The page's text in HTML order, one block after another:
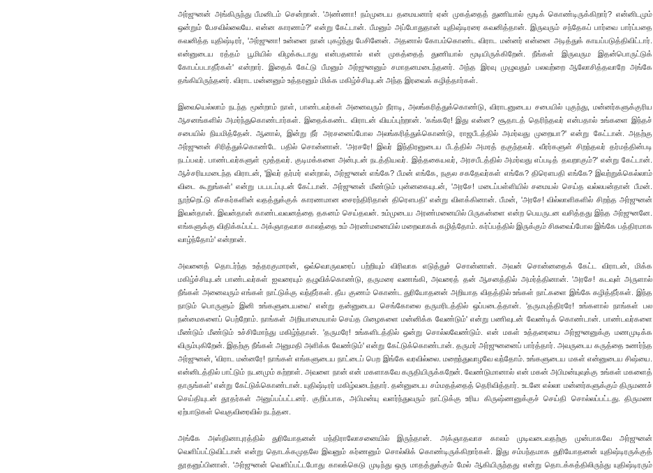
அர்ஜுனன் அங்கிருந்து பீமனிடம் சென்றான். 'அண்ணா! நம்முடைய தமையனார் ஏன் முகத்தைத் துணியால் மூடிக் கொண்டிருக்கிறார்? என்னிடமும்
ஒன்றும் பேசவில்லையே. என்ன காரணம்?' என்று கேட்டான். பீமனும் அப்போதுதான் யுதிஷ்டிரரை கவனித்தான். இருவரும் சந்தேகப் பார்வை பார்ப்பதை
கவனித்த யுதிஷ்டிரர், 'அர்ஜுனா! உன்னை நான் புகழ்ந்து பேசினேன். அதனால் கோபம்கொண்ட விராட மன்னர் என்னை அடித்துக் காயப்படுத்திவிட்டார்.
என்னுடைய ரத்தம் பூமியில் விழக்கூடாது என்பதனால் என் முகத்தைத் துணியால் மூடியிருக்கிறேன். நீங்கள் இருவரும இதன்பொருட்டுக்
கோபப்படாதீர்கள்' என்றார். இதைக் கேட்டு பீமனும் அர்ஜுனனும் சமாதனமடைந்தனர். அந்த இரவு முழுவதும் பலவற்றை ஆலோசித்தவாறே அங்கே
தங்கியிருந்தனர். விராட மன்னனும் உத்தரனும் மிக்க மகிழ்ச்சியுடன் அந்த இரவைக் கழித்தார்கள்.
இவையெல்லாம் நடந்த மூன்றாம் நாள், பாண்டவர்கள் அனைவரும் நீராடி, அலங்கரித்துக்கொண்டு, விராடனுடைய சபையில் புகுந்து, மன்னர்களுக்குரிய
ஆசனங்களில் அமர்ந்துகொண்டார்கள். இதைக்கண்ட விராடன் வியப்புற்றான். 'கங்கரே! இது என்ன? சூதாடத் தெரிந்தவர் என்பதால் உங்களை இந்தச்
சபையில் நியமித்தேன். ஆனால், இன்று நீர் அரசனைப்போல அலங்கரித்துக்கொண்டு, ராஜபீடத்தில் அமர்வது முறையா?' என்று கேட்டான். அதற்கு
அர்ஜுனன் சிரித்துக்கொண்டே பதில் சொன்னான். 'அரசரே! இவர் இந்திரனுடைய பீடத்தில் அமரத் தகுந்தவர். வீரர்களுள் சிறந்தவர் தர்மத்தின்படி
நடப்பவர். பாண்டவர்களுள் மூத்தவர். குடிமக்களை அன்புடன் நடத்தியவர். இத்தகையவர், அரசபீடத்தில் அமர்வது எப்படித் தவறாகும்?' என்று கேட்டான்.
ஆச்சரியமடைந்த விராடன், 'இவர் தர்மர் என்றால், அர்ஜுனன் எங்கே? பீமன் எங்கே, நகுல சகதேவர்கள் எங்கே? திரௌபதி எங்கே? இவற்றுக்கெல்லாம்
விடை கூறுங்கள்' என்று படபடப்புடன் கேட்டான். அர்ஜுனன் மீண்டும் புன்னகையுடன், 'அரசே! மடைப்பள்ளியில் சமையல் செய்த வல்லபன்தான் பீமன்.
நூற்றெட்டு கீசகர்களின் வதத்துக்குக் காரணமான சைரந்திரிதான் திரௌபதி' என்று விளக்கினான். பீமன், 'அரசே! வில்லாளிகளில் சிறந்த அர்ஜுனன்
இவன்தான். இவன்தான் காண்டவவனத்தை தகனம் செய்தவன். உம்முடைய அரண்மனையில் பிருகன்ளை என்ற பெயருடன வசித்தது இந்த அர்ஜுனனே.
எங்களுக்கு விதிக்கப்பட்ட அக்ஞாதவாச காலத்தை உம் அரண்மனையில் மறைவாகக் கழித்தோம். கர்ப்பத்தில் இருக்கும் சிசுவைப்போல இங்கே பத்திரமாக
வாழ்ந்தோம்' என்றான்.
அவனைத் தொடர்ந்த உத்தரகுமாரன், ஒவ்வொருவரைப் பற்றியும் விரிவாக எடுத்துச் சொன்னான். அவன் சொன்னதைக் கேட்ட விராடன், மிக்க
மகிழ்ச்சியுடன் பாண்டவர்கள் ஐவரையும் தழுவிக்கொண்டு, தருமரை வணங்கி, அவரைத் தன் ஆசனத்தில் அமர்த்தினான். 'அரசே! கடவுள் அருளால்
நீங்கள் அனைவரும் எங்கள் நாட்டுக்கு வந்தீர்கள். தீய குணம் கொண்ட துரியோதனன் அறியாத விதத்தில் உங்கள் நாட்களை இங்கே கழித்தீர்கள். இந்த
நாடும் பொருளும் இனி உங்களுடையவை' என்று தன்னுடைய செங்கோலை தருமரிடத்தில் ஒப்படைத்தான். 'தருமபுத்திரரே! உங்களால் நாங்கள் பல
நன்மைகளைப் பெற்றோம். நாங்கள் அறியாமையால் செய்த பிழைகளை மன்னிக்க வேண்டும்' என்று பணிவுடன் வேண்டிக் கொண்டான். பாண்டவர்களை
மீண்டும் மீண்டும் உச்சிமோந்து மகிழ்ந்தான். 'தருமரே! உங்களிடத்தில் ஒன்று சொல்லவேண்டும். என் மகள் உத்தரையை அர்ஜுனனுக்கு மணமுடிக்க
விரும்புகிறேன். இதற்கு நீங்கள் அனுமதி அளிக்க வேண்டும்' என்று கேட்டுக்கொண்டான். தருமர் அர்ஜுனனைப் பார்த்தார். அவருடைய கருத்தை உணர்ந்த
அர்ஜுனன், 'விராட மன்னரே! நாங்கள் எங்களுடைய நாட்டைப் பெற இங்கே வரவில்லை. மறைந்துவாழவே வந்தோம். உங்களுடைய மகள் என்னுடைய சிஷ்யை.
என்னிடத்தில் பாட்டும் நடனமும் கற்றாள். அவளை நான் என் மகளாகவே கருதியிருக்கறேன். வேண்டுமானால் என் மகன் அபிமன்யுவுக்கு உங்கள் மகளைத்
தாருங்கள்' என்று கேட்டுக்கொண்டான். யுதிஷ்டிரர் மகிழ்வடைந்தார். தன்னுடைய சம்மதத்தைத் தெரிவித்தார். உடனே எல்லா மன்னர்களுக்கும் திருமணச்
செய்தியுடன் தூதர்கள் அனுப்பப்பட்டனர். குறிப்பாக, அபிமன்யு வளர்ந்துவரும் நாட்டுக்கு உரிய கிருஷ்ணனுக்குச் செய்தி சொல்லப்பட்டது. திருமண
ஏற்பாடுகள் வெகுவிரைவில் நடந்தன.
அங்கே அஸ்தினாபுரத்தில் துரியோதனன் மந்திராலோசனையில் இருந்தான். அக்ஞாதவாச காலம் முடிவடைவதற்கு முன்பாகவே அர்ஜுனன்
வெளிப்பட்டுவிட்டான் என்று தொடக்கமுதலே இவனும் கர்ணனும் சொல்லிக் கொண்டிருக்கிறார்கள். இது சம்பந்தமாக துரியோதனன் யுதிஷ்டிரருக்குத்
தூதனுப்பினான். 'அர்ஜுனன் வெளிப்பட்டபோது காலக்கெடு முடிந்து ஒரு மாதத்துக்கும் மேல் ஆகியிருந்தது என்று தொடக்கத்திலிருந்து யுதிஷ்டிரரும்